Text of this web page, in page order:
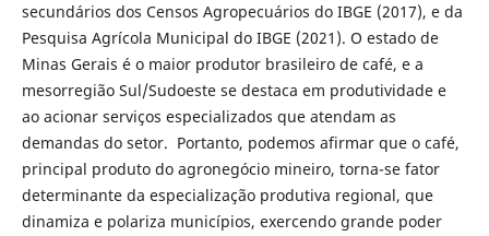
secundários dos Censos Agropecuários do IBGE (2017), e da
Pesquisa Agrícola Municipal do IBGE (2021). O estado de
Minas Gerais é o maior produtor brasileiro de café, e a
mesorregião Sul/Sudoeste se destaca em produtividade e
ao acionar serviços especializados que atendam as
demandas do setor. Portanto, podemos afirmar que o café,
principal produto do agronegócio mineiro, torna-se fator
determinante da especialização produtiva regional, que
dinamiza e polariza municípios, exercendo grande poder